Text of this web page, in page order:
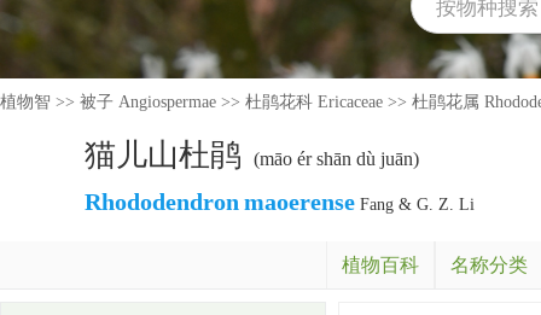
植物智 >> 被子 Angiospermae >> 杜鹃花科 Ericaceae >> 杜鹃花属
猫儿山杜鹃 (māo ér shān dù juān)
Rhododendron maoerense Fang & G. Z. Li
植物百科 名称分类